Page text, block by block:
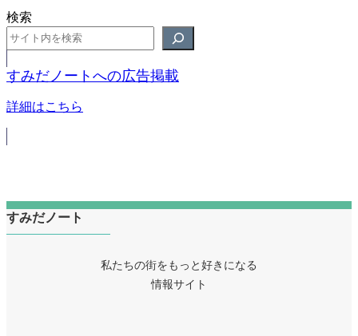
検索
すみだノートへの広告掲載
詳細はこちら
すみだノート
私たちの街をもっと好きになる
情報サイト